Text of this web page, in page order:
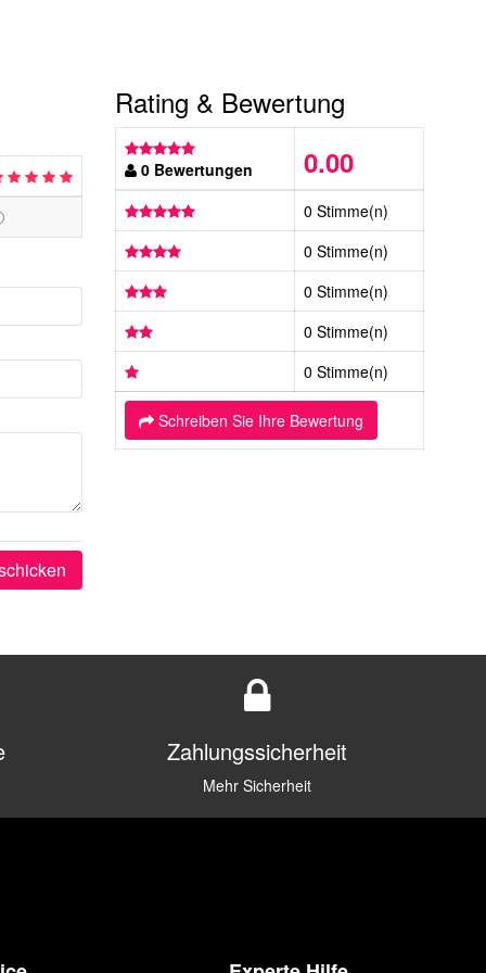
Rating & Bewertung
0 Bewertungen 0.00
0 Stimme(n)
0 Stimme(n)
0 Stimme(n)
0 Stimme(n)
0 Stimme(n)
Schreiben Sie Ihre Bewertung
Zahlungssicherheit
Mehr Sicherheit